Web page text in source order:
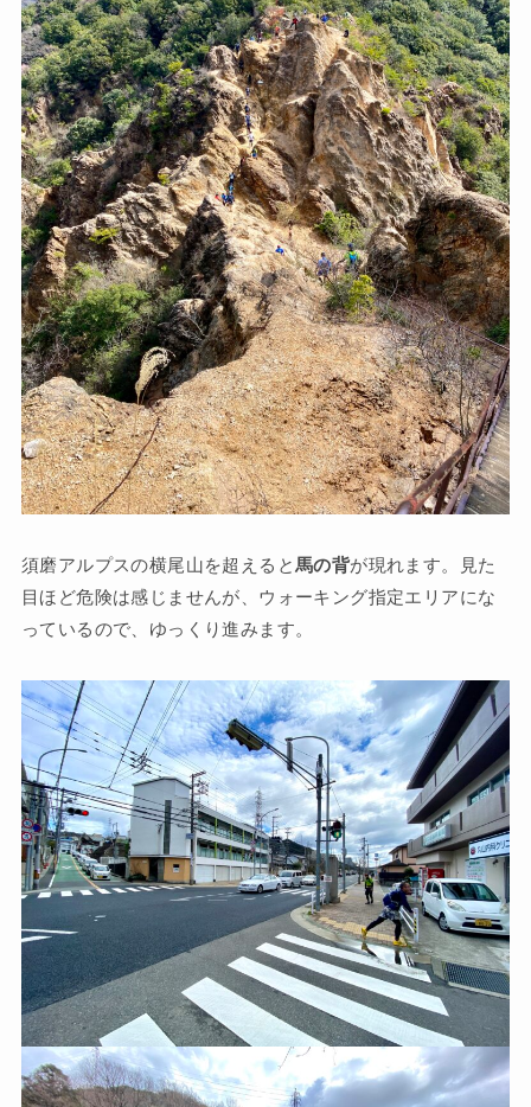
須磨アルプスの横尾山を超えると馬の背が現れます。見た
目ほど危険は感じませんが、ウォーキング指定エリアにな
っているので、ゆっくり進みます。